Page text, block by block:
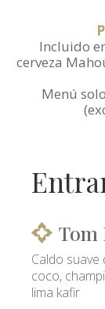
Incluido
cerveza
Menú
Tom
Caldo suave
coco,
lima kafir